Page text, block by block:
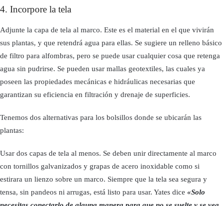
4. Incorpore la tela
Adjunte la capa de tela al marco. Este es el material en el que vivirán
sus plantas, y que retendrá agua para ellas. Se sugiere un relleno básico
de filtro para alfombras, pero se puede usar cualquier cosa que retenga
agua sin pudrirse. Se pueden usar mallas geotextiles, las cuales ya
poseen las propiedades mecánicas e hidráulicas necesarias que
garantizan su eficiencia en filtración y drenaje de superficies.
Tenemos dos alternativas para los bolsillos donde se ubicarán las
plantas:
Usar dos capas de tela al menos. Se deben unir directamente al marco
con tornillos galvanizados y grapas de acero inoxidable como si
estirara un lienzo sobre un marco. Siempre que la tela sea segura y
tensa, sin pandeos ni arrugas, está listo para usar. Yates dice «Solo